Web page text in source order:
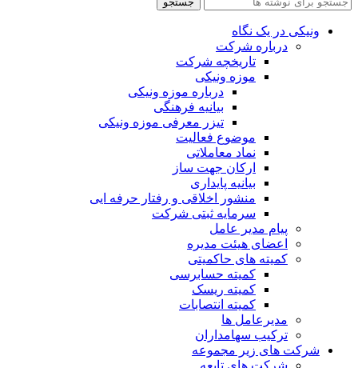
ونیکی در یک نگاه
درباره شرکت
تاریخچه شرکت
موزه ونیکی
درباره موزه ونیکی
بیانیه فرهنگی
تیزر معرفی موزه ونیکی
موضوع فعالیت
نماد معاملاتی
ارکان جهت ساز
بیانیه پایداری
منشور اخلاقی و رفتار حرفه ایی
سرمایه ثبتی شرکت
پیام مدیر عامل
اعضای هیئت مدیره
کمیته های حاکمیتی
کمیته حسابرسی
کمیته ریسک
کمیته انتصابات
مدیرعامل ها
ترکیب سهامداران
شرکت های زیر مجموعه